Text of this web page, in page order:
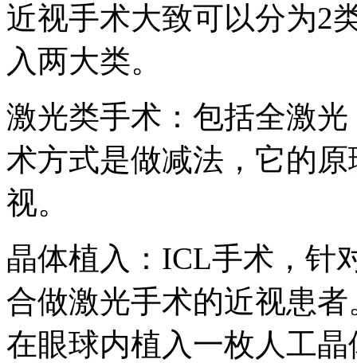
近视手术大致可以分为2
入两大类。
激光类手术：包括全激
术方式是做减法，它的
视。
晶体植入：ICL手术，针
合做激光手术的近视患
在眼球内植入一枚人工晶